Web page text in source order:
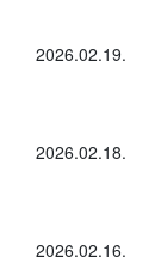
2026.02.19.
2026.02.18.
2026.02.16.